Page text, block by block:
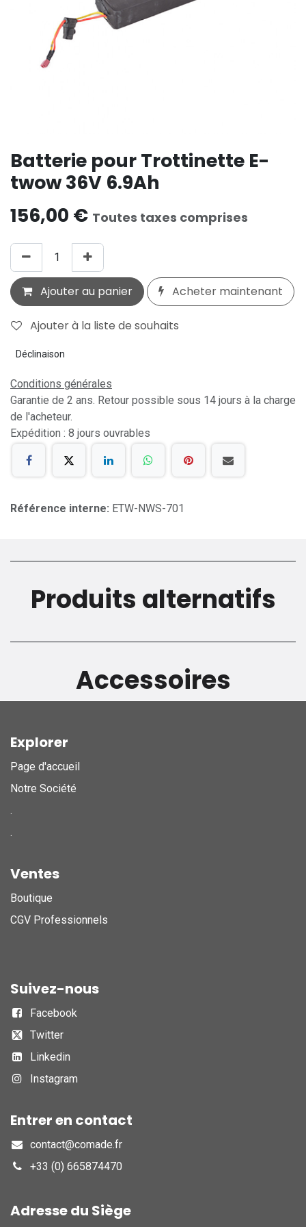
Batterie pour Trottinette E-
twow 36V 6.9Ah
156,00 € Toutes taxes comprises
Ajouter au panier Acheter maintenant
Ajouter à la liste de souhaits
Déclinaison
Conditions générales
Garantie de 2 ans. Retour possible sous 14 jours à la charge
de l'acheteur.
Expédition : 8 jours ouvrables
Référence interne: ETW-NWS-701
Produits alternatifs
Accessoires
Explorer
Page d'accueil
Notre Société
.
.
Ventes
Boutique
CGV Professionnels
Suivez-nous
Facebook
Twitter
Linkedin
Instagram
Entrer en contact
contact@comade.fr
+33 (0) 665874470
Adresse du Siège